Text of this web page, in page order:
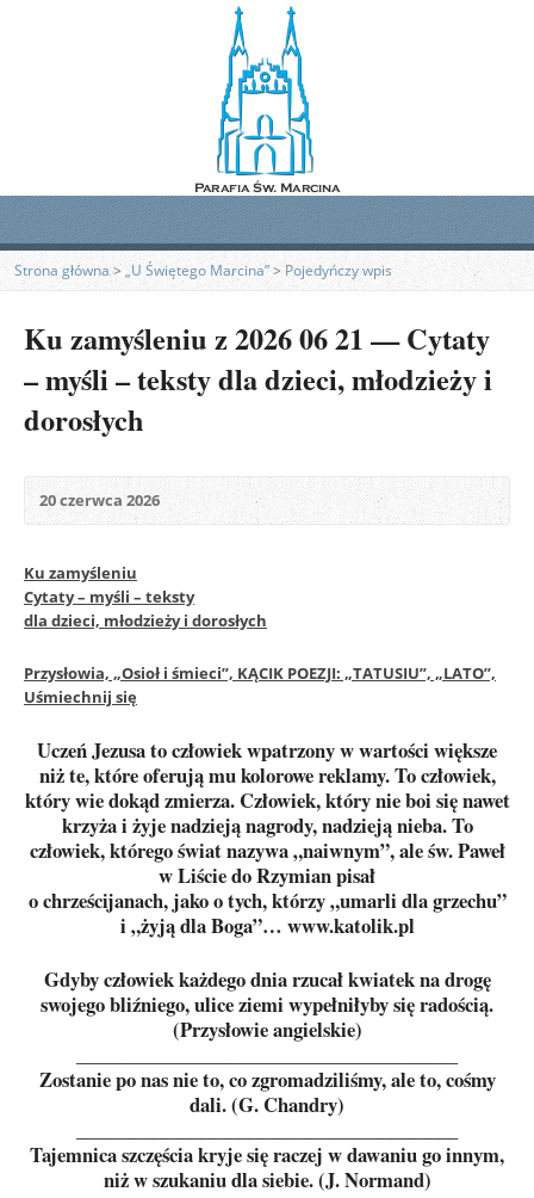
Strona główna> „U Świętego Marcina” >Pojedyńczy wpis
Ku zamyśleniu z 2026 06 21 — Cytaty
– myśli – teksty dla dzieci, młodzieży i
dorosłych
20 czerwca 2026
Ku zamyśleniu
Cytaty – myśli – teksty
dla dzieci, młodzieży i dorosłych
Przysłowia, „Osioł i śmieci”, KĄCIK POEZJI: „TATUSIU”, „LATO”,
Uśmiechnij się
Uczeń Jezusa to człowiek wpatrzony w wartości większe
niż te, które oferują mu kolorowe reklamy. To człowiek,
który wie dokąd zmierza. Człowiek, który nie boi się nawet
krzyża i żyje nadzieją nagrody, nadzieją nieba. To
człowiek, którego świat nazywa „naiwnym”, ale św. Paweł
w Liście do Rzymian pisał
o chrześcijanach, jako o tych, którzy „umarli dla grzechu”
i „żyją dla Boga”… www.katolik.pl
Gdyby człowiek każdego dnia rzucał kwiatek na drogę
swojego bliźniego, ulice ziemi wypełniłyby się radością.
(Przysłowie angielskie)
Zostanie po nas nie to, co zgromadziliśmy, ale to, cośmy
dali. (G. Chandry)
Tajemnica szczęścia kryje się raczej w dawaniu go innym,
niż w szukaniu dla siebie. (J. Normand)